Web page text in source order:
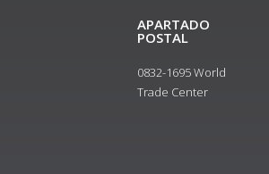
APARTADO
POSTAL
0832-1695 World
Trade Center